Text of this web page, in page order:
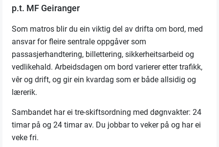
p.t. MF Geiranger
Som matros blir du ein viktig del av drifta om bord, med
ansvar for fleire sentrale oppgåver som
passasjerhandtering, billettering, sikkerheitsarbeid og
vedlikehald. Arbeidsdagen om bord varierer etter trafikk,
vêr og drift, og gir ein kvardag som er både allsidig og
lærerik.
Sambandet har ei tre-skiftsordning med døgnvakter: 24
timar på og 24 timar av. Du jobbar to veker på og har ei
veke fri.